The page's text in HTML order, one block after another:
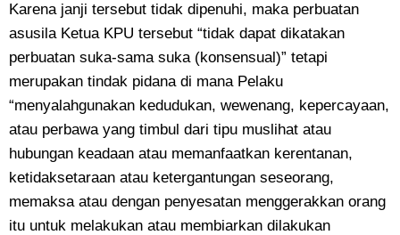
Karena janji tersebut tidak dipenuhi, maka perbuatan
asusila Ketua KPU tersebut “tidak dapat dikatakan
perbuatan suka-sama suka (konsensual)” tetapi
merupakan tindak pidana di mana Pelaku
“menyalahgunakan kedudukan, wewenang, kepercayaan,
atau perbawa yang timbul dari tipu muslihat atau
hubungan keadaan atau memanfaatkan kerentanan,
ketidaksetaraan atau ketergantungan seseorang,
memaksa atau dengan penyesatan menggerakkan orang
itu untuk melakukan atau membiarkan dilakukan